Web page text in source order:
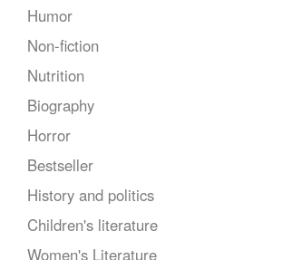
Humor
Non-fiction
Nutrition
Biography
Horror
Bestseller
History and politics
Children's literature
Women's Literature